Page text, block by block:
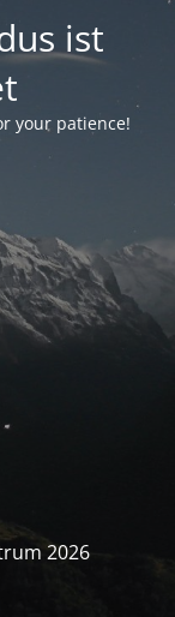
ist
your patience!
2026